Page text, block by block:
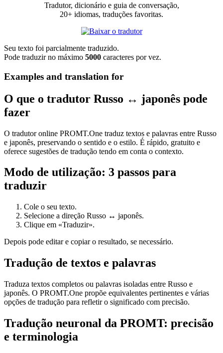
Tradutor, dicionário e guia de conversação,
20+ idiomas, traduções favoritas.
Seu texto foi parcialmente traduzido.
Pode traduzir no máximo 5000 caracteres por vez.
Examples and translation for
O que o tradutor Russo ↔ japonês pode
fazer
O tradutor online PROMT.One traduz textos e palavras entre Russo
e japonês, preservando o sentido e o estilo. É rápido, gratuito e
oferece sugestões de tradução tendo em conta o contexto.
Modo de utilização: 3 passos para
traduzir
Cole o seu texto.
Selecione a direção Russo ↔ japonês.
Clique em «Traduzir».
Depois pode editar e copiar o resultado, se necessário.
Tradução de textos e palavras
Traduza textos completos ou palavras isoladas entre Russo e
japonês. O PROMT.One propõe equivalentes pertinentes e várias
opções de tradução para refletir o significado com precisão.
Tradução neuronal da PROMT: precisão
e terminologia